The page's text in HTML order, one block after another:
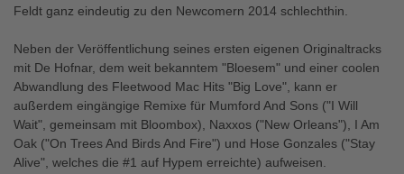
Feldt ganz eindeutig zu den Newcomern 2014 schlechthin.
Neben der Veröffentlichung seines ersten eigenen Originaltracks
mit De Hofnar, dem weit bekanntem "Bloesem" und einer coolen
Abwandlung des Fleetwood Mac Hits "Big Love", kann er
außerdem eingängige Remixe für Mumford And Sons ("I Will
Wait", gemeinsam mit Bloombox), Naxxos ("New Orleans"), I Am
Oak ("On Trees And Birds And Fire") und Hose Gonzales ("Stay
Alive", welches die #1 auf Hypem erreichte) aufweisen.